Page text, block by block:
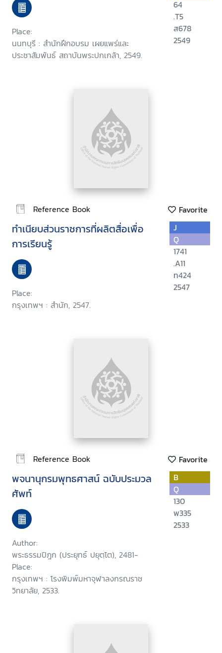
Place:
นนทบุรี : สำนักฝึกอบรม เผยแพร่และ
ประชาสัมพันธ์ สถาบันพระปกเกล้า, 2549.
64
.T5
ส678
2549
Reference Book Favorite
ทำเนียบส่วนราชการที่ผลิตสื่อเพื่อ
การเรียนรู้
Place:
กรุงเทพฯ : สำนัก, 2547.
J
Q
1741
.A11
ท424
2547
Reference Book Favorite
พจนานุกรมพุทธศาสน์ ฉบับประมวล
ศัพท์
Author:
พระธรรมปิฎก (ประยุทธ์ ปยุตฺโต), 2481-
Place:
กรุงเทพฯ : โรงพิมพ์มหาจุฬาลงกรณราช
วิทยาลัย, 2533.
B
Q
130
พ335
2533